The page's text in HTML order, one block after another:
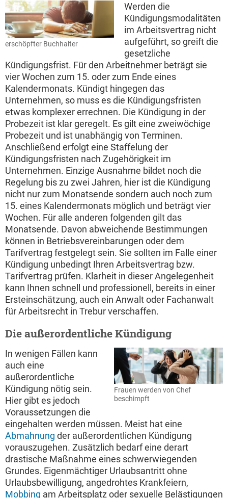
erschöpfter Buchhalter
Werden die
Kündigungsmodalitäten
im Arbeitsvertrag nicht
aufgeführt, so greift die
gesetzliche
Kündigungsfrist. Für den Arbeitnehmer beträgt sie
vier Wochen zum 15. oder zum Ende eines
Kalendermonats. Kündigt hingegen das
Unternehmen, so muss es die Kündigungsfristen
etwas komplexer errechnen. Die Kündigung in der
Probezeit ist klar geregelt. Es gilt eine zweiwöchige
Probezeit und ist unabhängig von Terminen.
Anschließend erfolgt eine Staffelung der
Kündigungsfristen nach Zugehörigkeit im
Unternehmen. Einzige Ausnahme bildet noch die
Regelung bis zu zwei Jahren, hier ist die Kündigung
nicht nur zum Monatsende sondern auch noch zum
15. eines Kalendermonats möglich und beträgt vier
Wochen. Für alle anderen folgenden gilt das
Monatsende. Davon abweichende Bestimmungen
können in Betriebsvereinbarungen oder dem
Tarifvertrag festgelegt sein. Sie sollten im Falle einer
Kündigung unbedingt Ihren Arbeitsvertrag bzw.
Tarifvertrag prüfen. Klarheit in dieser Angelegenheit
kann Ihnen schnell und professionell, bereits in einer
Ersteinschätzung, auch ein Anwalt oder Fachanwalt
für Arbeitsrecht in Trebur verschaffen.
Die außerordentliche Kündigung
Frauen werden von Chef
beschimpft
In wenigen Fällen kann
auch eine
außerordentliche
Kündigung nötig sein.
Hier gibt es jedoch
Voraussetzungen die
eingehalten werden müssen. Meist hat eine
Abmahnung der außerordentlichen Kündigung
vorauszugehen. Zusätzlich bedarf eine derart
drastische Maßnahme eines schwerwiegenden
Grundes. Eigenmächtiger Urlaubsantritt ohne
Urlaubsbewilligung, angedrohtes Krankfeiern,
Mobbing am Arbeitsplatz oder sexuelle Belästigungen